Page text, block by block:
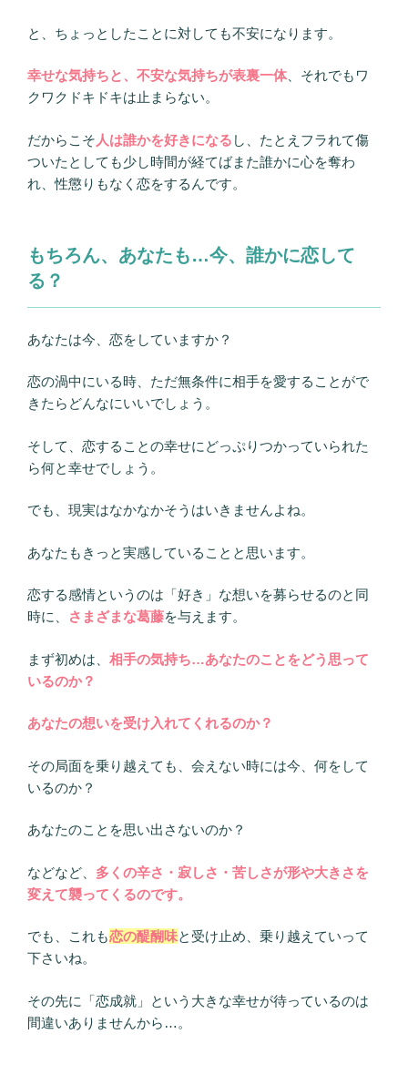
と、ちょっとしたことに対しても不安になります。
幸せな気持ちと、不安な気持ちが表裏一体、それでもワ
クワクドキドキは止まらない。
だからこそ 人は誰かを好きになる し、たとえフラれて傷
ついたとしても少し時間が経てばまた誰かに心を奪わ
れ、性懲りもなく恋をするんです。
もちろん、あなたも…今、誰かに恋して
る？
あなたは今、恋をしていますか？
恋の渦中にいる時、ただ無条件に相手を愛することがで
きたらどんなにいいでしょう。
そして、恋することの幸せにどっぷりつかっていられた
ら何と幸せでしょう。
でも、現実はなかなかそうはいきませんよね。
あなたもきっと実感していることと思います。
恋する感情というのは「好き」な想いを募らせるのと同
時に、
さまざまな葛藤を与えます。
まず初めは、 相手の気持ち…あなたのことをどう思って
いるのか？
あなたの想いを受け入れてくれるのか？
その局面を乗り越えても、会えない時には今、何をして
いるのか？
あなたのことを思い出さないのか？
などなど、 多くの辛さ・寂しさ・苦しさが形や大きさを
変えて襲ってくるのです。
でも、これも恋の醍醐味と受け止め、乗り越えていって
下さいね。
その先に「恋成就」という大きな幸せが待っているのは
間違いありませんから…。